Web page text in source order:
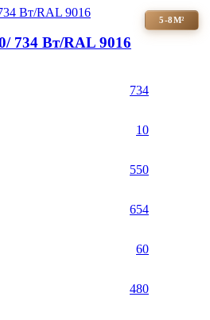
5-8М²
734 Bт/RAL 9016
734
10
550
654
60
480